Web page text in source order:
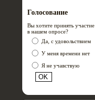
Голосование
Вы хотите принять участие
в нашем опросе?
Да, с удовольствием
У меня времени нет
Я не учавствую